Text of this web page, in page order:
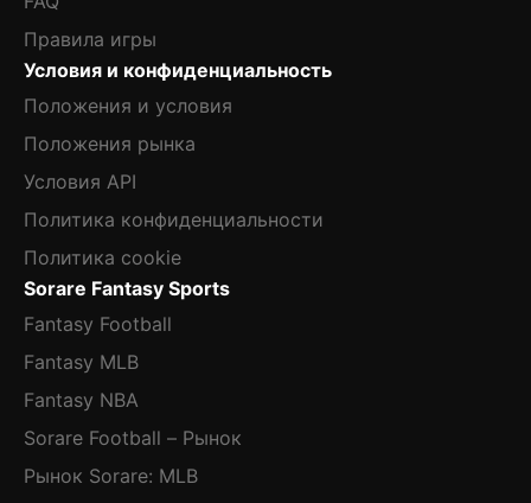
Правила игры
Условия и конфиденциальность
Положения и условия
Положения рынка
Условия API
Политика конфиденциальности
Политика cookie
Sorare Fantasy Sports
Fantasy Football
Fantasy MLB
Fantasy NBA
Sorare Football – Рынок
Рынок Sorare: MLB